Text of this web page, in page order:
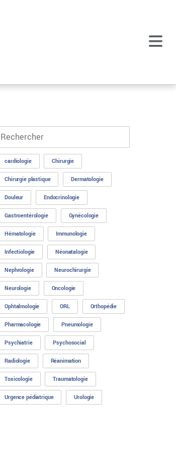
cardiologie Chirurgie
Chirurgie plastique Dermatologie
Douleur Endocrinologie
Gastroentérologie Gynécologie
Hématologie Immunologie
Infectiologie Néonatalogie
Nephrologie Neurochirurgie
Neurologie Oncologie
Ophtalmologie ORL Orthopédie
Pharmacologie Pneumologie
Psychiatrie Psychosocial
Radiologie Réanimation
Toxicologie Traumatologie
Urgence pédiatrique Urologie